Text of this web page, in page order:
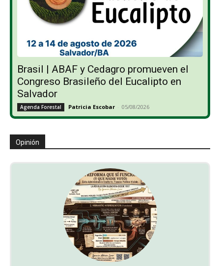
Brasil | ABAF y Cedagro promueven el
Congreso Brasileño del Eucalipto en
Salvador
Agenda Forestal Patricia Escobar - 05/08/2026
Opinión